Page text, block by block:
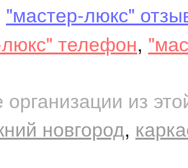
"мастер-люкс"
телефон,
организации из
новгород,